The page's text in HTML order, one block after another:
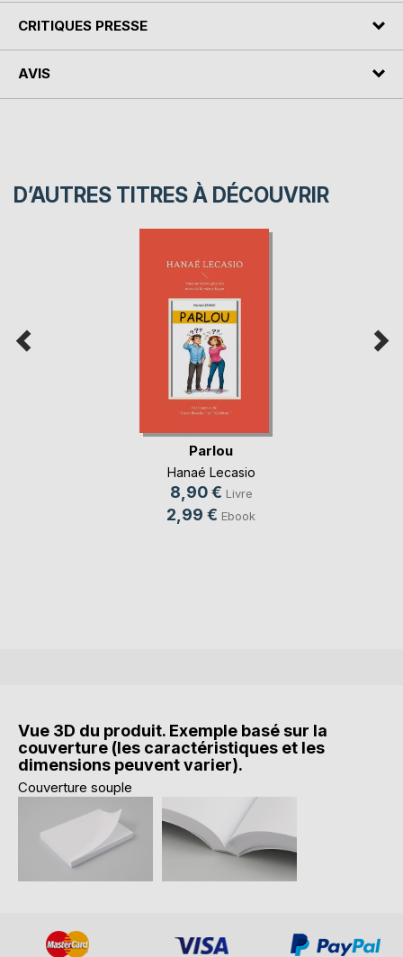
CRITIQUES PRESSE
AVIS
D’AUTRES TITRES À DÉCOUVRIR
Parlou
Hanaé Lecasio
8,90 € Livre
2,99 € Ebook
Vue 3D du produit. Exemple basé sur la
couverture (les caractéristiques et les
dimensions peuvent varier).
Couverture souple